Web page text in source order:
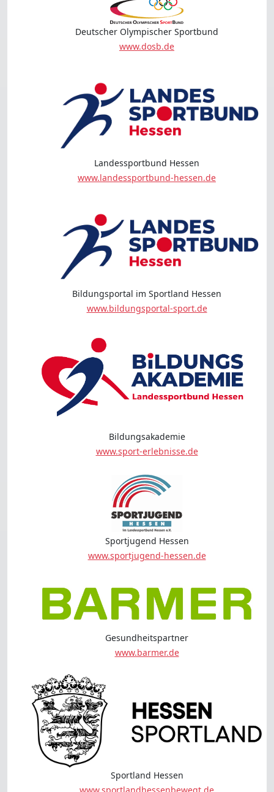
Deutscher Olympischer Sportbund
www.dosb.de
Landessportbund Hessen
www.landessportbund-hessen.de
Bildungsportal im Sportland Hessen
www.bildungsportal-sport.de
Bildungsakademie
www.sport-erlebnisse.de
Sportjugend Hessen
www.sportjugend-hessen.de
Gesundheitspartner
www.barmer.de
Sportland Hessen
www.sportlandhessenbewegt.de